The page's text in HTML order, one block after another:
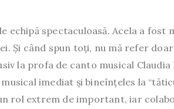
echipă spectaculoasă. Acela a fost
Și când spun toți, nu mă refer doar
la profa de canto musical Claudia
imediat și bineînțeles la
rol extrem de important, iar